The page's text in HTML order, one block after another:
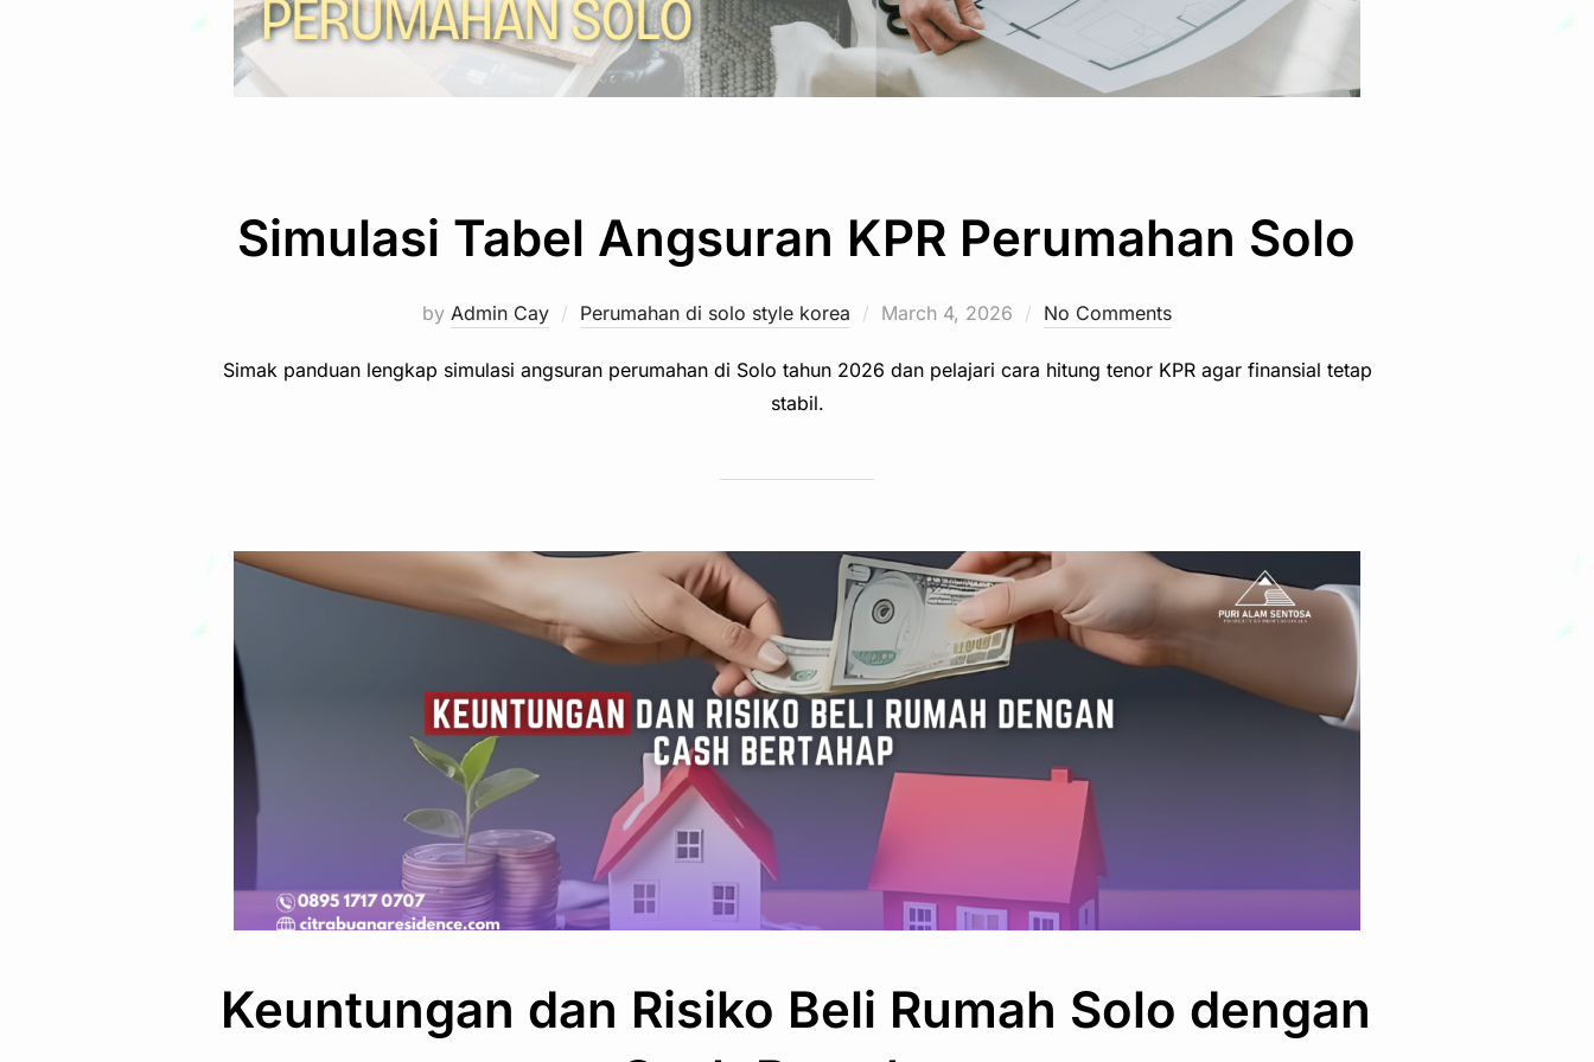
Simulasi Tabel Angsuran KPR Perumahan Solo
by Admin Cay Perumahan di solo style korea
Posted
March 4, 2026 No Comments
Simak panduan lengkap simulasi angsuran perumahan di Solo tahun 2026 dan pelajari cara hitung tenor KPR agar finansial tetap
stabil.
Keuntungan dan Risiko Beli Rumah Solo dengan